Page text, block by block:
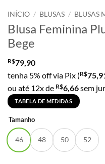
INÍCIO / BLUSAS / BLUSAS
Blusa Feminina
Bege
R$79,90
tenha 5% off via Pix (R$
ou até 12x de R$6,66sem
TABELA DE MEDIDAS
Tamanho
46 48 50 52